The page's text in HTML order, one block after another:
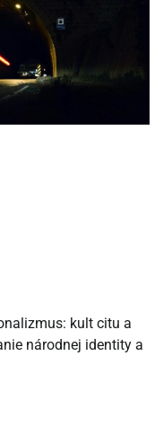
kult citu a
národnej identity a